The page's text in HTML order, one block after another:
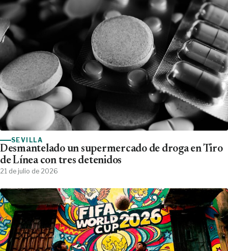
SEVILLA
Desmantelado un supermercado de droga en Tiro
de Línea con tres detenidos
21 de julio de 2026